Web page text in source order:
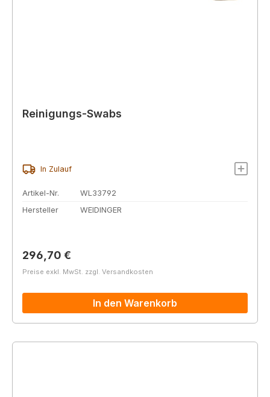
Reinigungs-Swabs
In Zulauf
Artikel-Nr.
WL33792
Hersteller
WEIDINGER
Regulärer Preis:
296,70 €
Preise exkl. MwSt. zzgl. Versandkosten
In den Warenkorb